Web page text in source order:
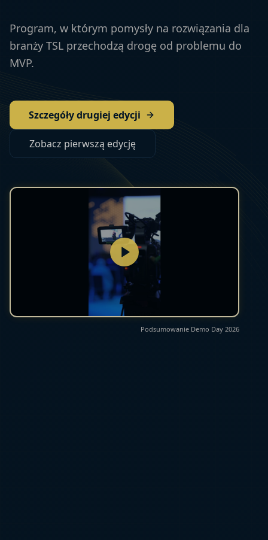
Program, w którym pomysły na rozwiązania dla
branży TSL przechodzą drogę od problemu do
MVP.
Szczegóły drugiej edycji
Zobacz pierwszą edycję
Podsumowanie Demo Day 2026